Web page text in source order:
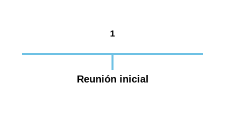
1
Reunión inicial